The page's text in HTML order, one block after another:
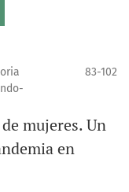
83-102
mujeres. Un
en